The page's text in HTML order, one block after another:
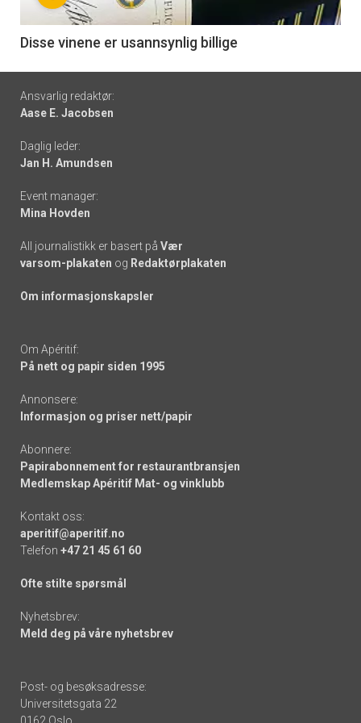
6
Disse vinene er usannsynlig billige
Footer
-
links
Ansvarlig redaktør:
Aase E. Jacobsen
Daglig leder:
Jan H. Amundsen
Event manager:
Mina Hovden
All journalistikk er basert på Vær
varsom-plakaten og Redaktørplakaten
Om informasjonskapsler
Om Apéritif:
På nett og papir siden 1995
Annonsere:
Informasjon og priser nett/papir
Abonnere:
Papirabonnement for restaurantbransjen
Medlemskap Apéritif Mat- og vinklubb
Kontakt oss:
aperitif@aperitif.no
Telefon +47 21 45 61 60
Ofte stilte spørsmål
Nyhetsbrev:
Meld deg på våre nyhetsbrev
Post- og besøksadresse:
Universitetsgata 22